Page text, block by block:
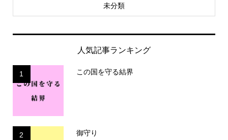
未分類
人気記事ランキング
1 この国を守る結界
2 御守り